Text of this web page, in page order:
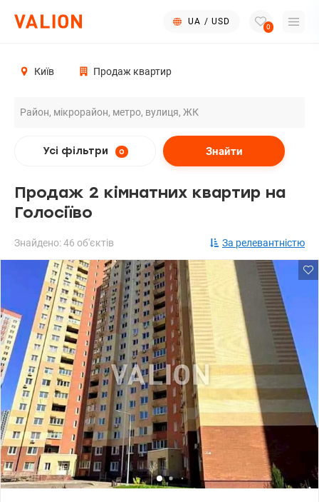
UA / USD
0
Київ Продаж квартир
Усі фільтри 0 Знайти
Продаж 2 кімнатних квартир на
Голосіїво
Знайдено: 46 об'єктів За релевантністю